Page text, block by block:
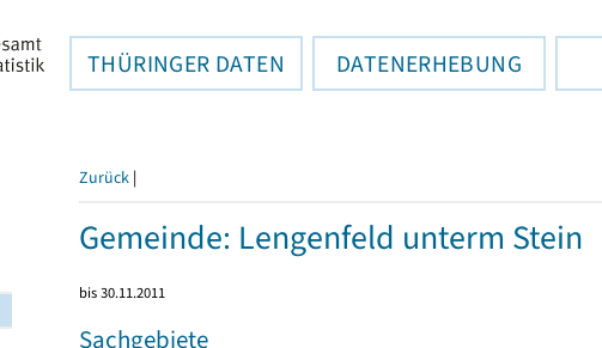
THÜRINGER DATEN DATENERHEBUNG
Zurück |
Gemeinde: Lengenfeld unterm Stein
bis 30.11.2011
Sachgebiete